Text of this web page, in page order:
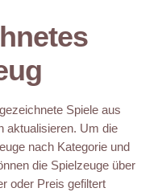
Spiele aus
aktualisieren. Um die
nach Kategorie und
die Spielzeuge über
oder Preis gefiltert